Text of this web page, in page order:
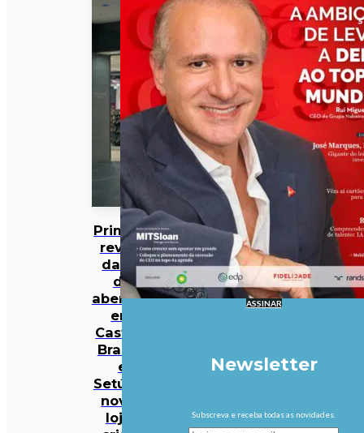
Primark
revela
datas
de
abertura
em
Castelo
Branco
e
Setúbal:
novas
lojas
ASSINAR
Newsletter
Subscreva e receba todas as novidades.